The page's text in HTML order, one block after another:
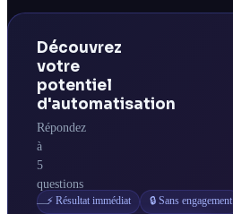
Découvrez
votre
potentiel
d'automatisation
Répondez
à
5
questions
—⚡ Résultat immédiat 🔒 Sans engagement